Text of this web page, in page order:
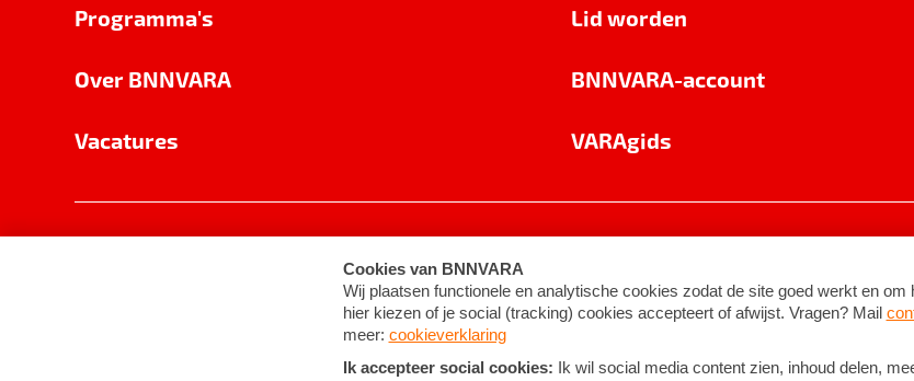
Programma's
Over BNNVARA
Vacatures
Lid worden
BNNVARA-account
VARAgids
Cookie-instellingen Algemene voorwaarden ©2026BNNVARA